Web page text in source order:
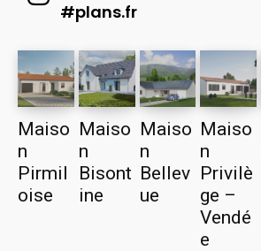
#plans.fr
Maiso
n
Pirmil
oise
Maiso
n
Bisont
ine
Maiso
n
Bellev
ue
Maiso
n
Privilè
ge –
Vendé
e